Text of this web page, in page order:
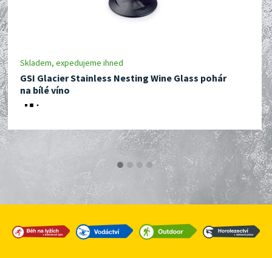
Skladem, expedujeme ihned
GSI Glacier Stainless Nesting Wine Glass pohár
na bílé víno